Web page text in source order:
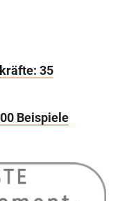
35
Beispiele